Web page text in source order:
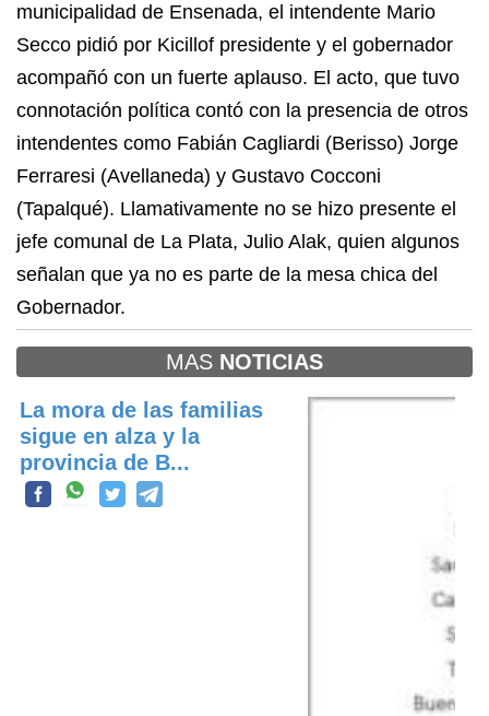
municipalidad de Ensenada, el intendente Mario
Secco pidió por Kicillof presidente y el gobernador
acompañó con un fuerte aplauso. El acto, que tuvo
connotación política contó con la presencia de otros
intendentes como Fabián Cagliardi (Berisso) Jorge
Ferraresi (Avellaneda) y Gustavo Cocconi
(Tapalqué). Llamativamente no se hizo presente el
jefe comunal de La Plata, Julio Alak, quien algunos
señalan que ya no es parte de la mesa chica del
Gobernador.
MAS NOTICIAS
La mora de las familias
sigue en alza y la
provincia de B...